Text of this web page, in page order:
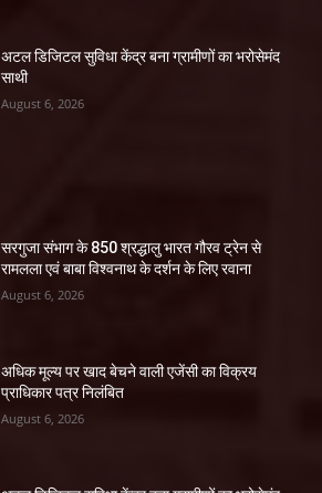
अटल डिजिटल सुविधा केंद्र बना ग्रामीणों का भरोसेमंद
साथी
August 6, 2026
सरगुजा संभाग के 850 श्रद्धालु भारत गौरव ट्रेन से
रामलला एवं बाबा विश्वनाथ के दर्शन के लिए रवाना
August 6, 2026
अधिक मूल्य पर खाद बेचने वाली एजेंसी का विक्रय
प्राधिकार पत्र निलंबित
August 6, 2026